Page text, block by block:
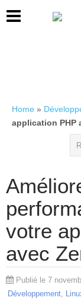
Home »
application PHP
votre
avec
Publié le 7
Développement,